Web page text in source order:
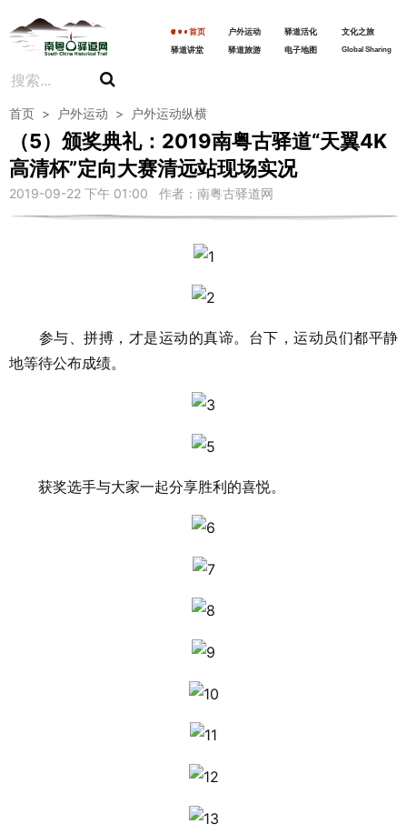
首页 户外运动 驿道活化
文化之旅
驿道讲堂
驿道旅游 电子地图 Global Sharing
首页 > 户外运动 > 户外运动纵横
（5）颁奖典礼：2019南粤古驿道“天翼4K
高清杯”定向大赛清远站现场实况
2019-09-22 下午 01:00 作者：南粤古驿道网
参与、拼搏，才是运动的真谛。台下，运动员们都平静
地等待公布成绩。
获奖选手与大家一起分享胜利的喜悦。